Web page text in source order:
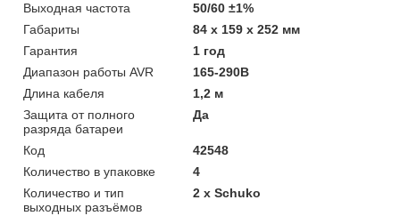
Выходная частота
50/60 ±1%
Габариты
84 х 159 х 252 мм
Гарантия
1 год
Диапазон работы AVR
165-290В
Длина кабеля
1,2 м
Защита от полного
разряда батареи
Да
Код
42548
Количество в упаковке
4
Количество и тип
выходных разъёмов
2 х Schuko